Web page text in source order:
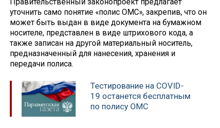
уточнить само понятие «полис ОМС», закрепив, что он
может быть выдан в виде документа на бумажном
носителе, представлен в виде штрихового кода, а
также записан на другой материальный носитель,
предназначенный для нанесения, хранения и
передачи полиса.
Тестирование на COVID-
19 останется бесплатным
по полису ОМС